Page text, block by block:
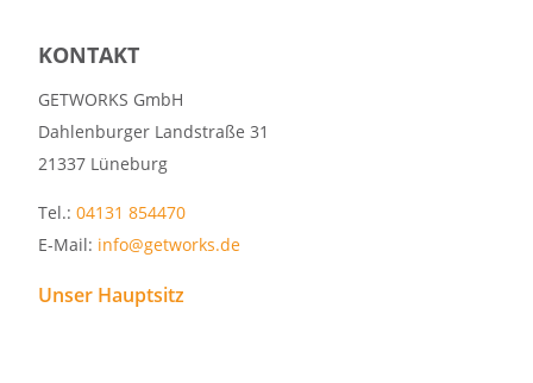
KONTAKT
GETWORKS GmbH
Dahlenburger Landstraße 31
21337 Lüneburg
Tel.: 04131 854470
E-Mail: info@getworks.de
Unser Hauptsitz